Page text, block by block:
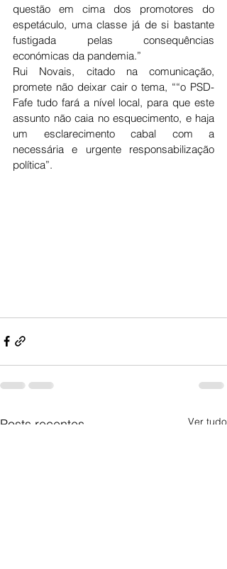
questão em cima dos promotores do
espetáculo, uma classe já de si bastante
fustigada pelas consequências
económicas da pandemia.”
Rui Novais, citado na comunicação,
promete não deixar cair o tema, ““o PSD-
Fafe tudo fará a nível local, para que este
assunto não caia no esquecimento, e haja
um esclarecimento cabal com a
necessária e urgente responsabilização
política”.
Posts recentes Ver tudo